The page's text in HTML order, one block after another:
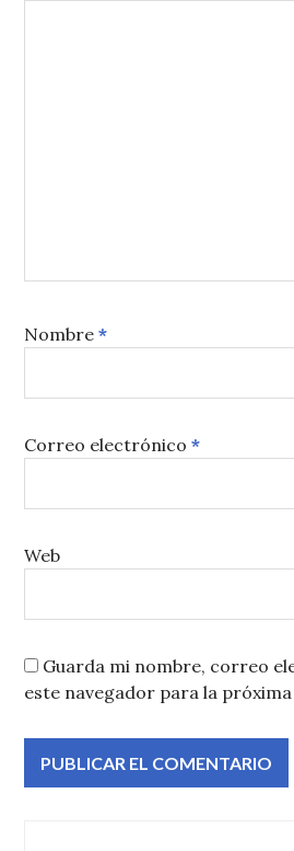
Nombre*
Correo electrónico*
Web
Guarda mi nombre, correo
este navegador para la